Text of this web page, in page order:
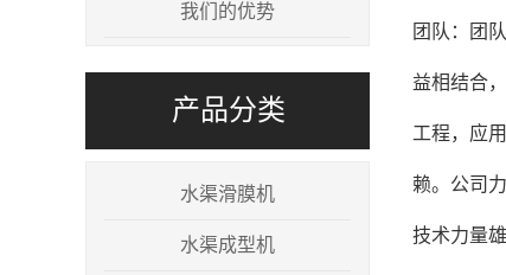
我们的优势
产品分类
水渠滑膜机
水渠成型机
团队：团
益相结合
工程，应
赖。公司
技术力量